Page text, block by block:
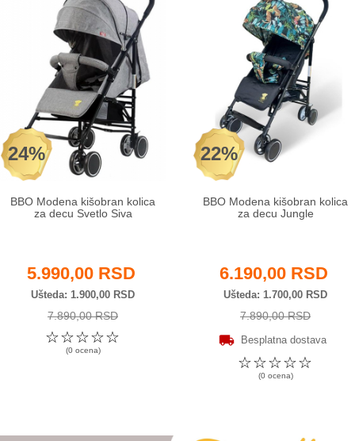
24%
BBO Modena kišobran kolica
za decu Svetlo Siva
5.990,00 RSD
Ušteda 1.900,00 RSD
7.890,00 RSD
☆
☆
☆
☆
☆
(0 ocena)
22%
BBO Modena kišobran kolica
za decu Jungle
6.190,00 RSD
Ušteda 1.700,00 RSD
7.890,00 RSD
Besplatna dostava
☆
☆
☆
☆
☆
(0 ocena)